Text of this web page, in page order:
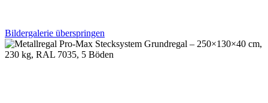
Bildergalerie überspringen